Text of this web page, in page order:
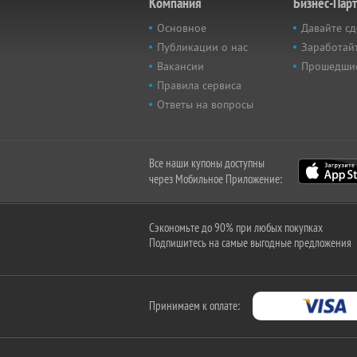
Основное
Публикации о нас
Вакансии
Правила сервиса
Ответы на вопросы
Давайте
Все наши купоны доступны
через Мобильное Приложение:
Сэкономьте до 90% при любых покупках
Подпишитесь на самые выгодные предложения
Принимаем к оплате: